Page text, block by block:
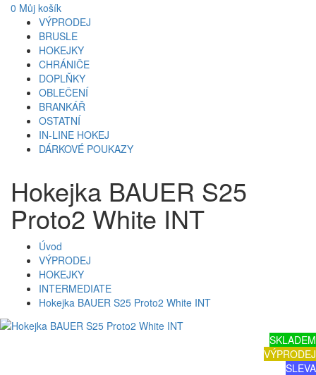
0 Můj košík
VÝPRODEJ
BRUSLE
HOKEJKY
CHRÁNIČE
DOPLŇKY
OBLEČENÍ
BRANKÁŘ
OSTATNÍ
IN-LINE HOKEJ
DÁRKOVÉ POUKAZY
Hokejka BAUER S25
Proto2 White INT
Úvod
VÝPRODEJ
HOKEJKY
INTERMEDIATE
Hokejka BAUER S25 Proto2 White INT
SKLADEM
VÝPRODEJ
SLEVA